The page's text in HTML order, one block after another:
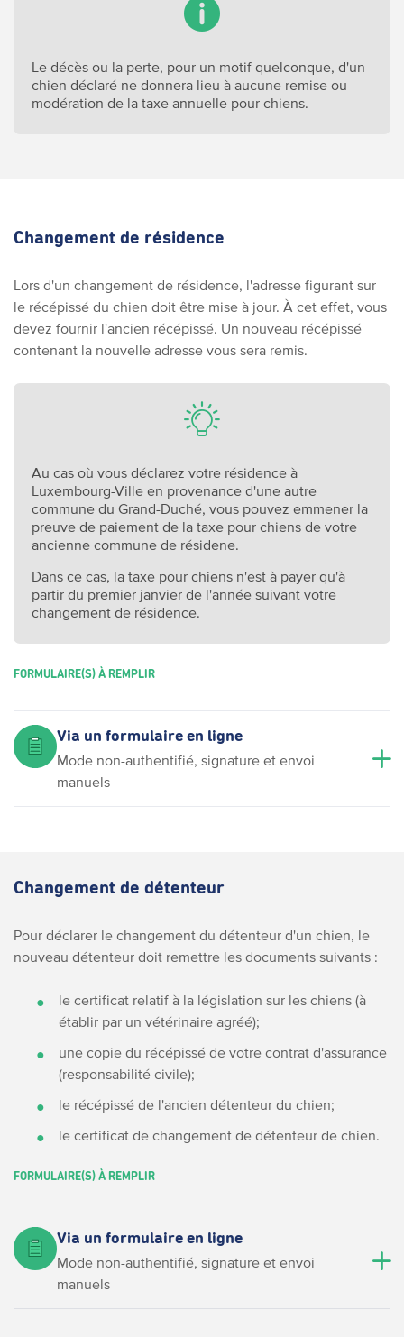
Le décès ou la perte, pour un motif quelconque, d'un
chien déclaré ne donnera lieu à aucune remise ou
modération de la taxe annuelle pour chiens.
Changement de résidence
Lors d'un changement de résidence, l'adresse figurant sur
le récépissé du chien doit être mise à jour. À cet effet, vous
devez fournir l'ancien récépissé. Un nouveau récépissé
contenant la nouvelle adresse vous sera remis.
Au cas où vous déclarez votre résidence à
Luxembourg-Ville en provenance d'une autre
commune du Grand-Duché, vous pouvez emmener la
preuve de paiement de la taxe pour chiens de votre
ancienne commune de résidene.
Dans ce cas, la taxe pour chiens n'est à payer qu'à
partir du premier janvier de l'année suivant votre
changement de résidence.
FORMULAIRE(S) À REMPLIR
Via un formulaire en ligne
Mode non-authentifié, signature et envoi
manuels
Changement de détenteur
Pour déclarer le changement du détenteur d'un chien, le
nouveau détenteur doit remettre les documents suivants :
le certificat relatif à la législation sur les chiens (à
établir par un vétérinaire agréé);
une copie du récépissé de votre contrat d'assurance
(responsabilité civile);
le récépissé de l'ancien détenteur du chien;
le certificat de changement de détenteur de chien.
FORMULAIRE(S) À REMPLIR
Via un formulaire en ligne
Mode non-authentifié, signature et envoi
manuels